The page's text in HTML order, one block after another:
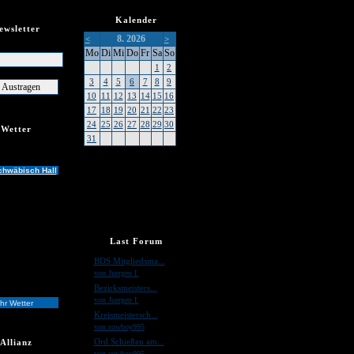
Wetter
Hall
Wetter
Allianz
Kalender
<
8. 2026 >
Mo Di Mi Do Fr Sa So
1
2
3
4 5 6 7 8
9
10
11 12 13 14 15 16
17 18 19 20 21 22 23
24 25 26 27 28 29 30
31
Last Forum
BDS Mitgliedsma...
von Juergen I.
Bezirksmeisters...
von Juergen I.
Kreismeistersch...
von cowboy995
Ord.Schießen am...